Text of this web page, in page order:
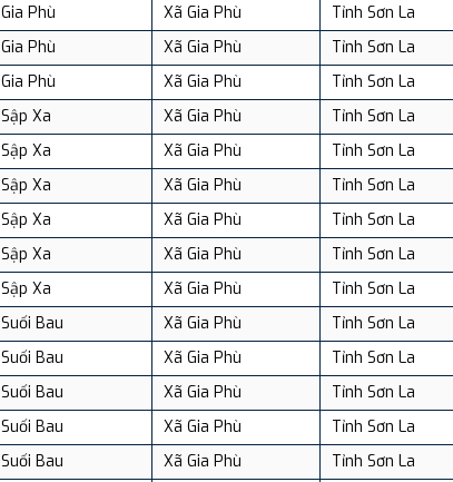
Gia Phù Xã Gia Phù
Tỉnh Sơn La
Gia Phù Xã Gia Phù
Tỉnh Sơn La
Gia Phù Xã Gia Phù
Tỉnh Sơn La
Sập Xa Xã Gia Phù
Tỉnh Sơn La
Sập Xa Xã Gia Phù
Tỉnh Sơn La
Sập Xa Xã Gia Phù
Tỉnh Sơn La
Sập Xa Xã Gia Phù
Tỉnh Sơn La
Sập Xa Xã Gia Phù
Tỉnh Sơn La
Sập Xa Xã Gia Phù
Tỉnh Sơn La
Suối Bau Xã Gia Phù
Tỉnh Sơn La
Suối Bau Xã Gia Phù
Tỉnh Sơn La
Suối Bau Xã Gia Phù
Tỉnh Sơn La
Suối Bau Xã Gia Phù
Tỉnh Sơn La
Suối Bau Xã Gia Phù
Tỉnh Sơn La